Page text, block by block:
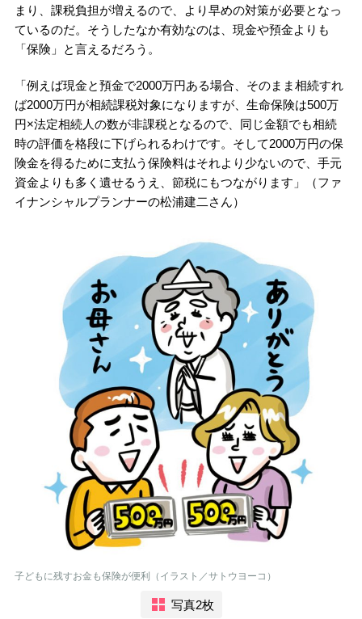
まり、課税負担が増えるので、より早めの対策が必要となっ
ているのだ。そうしたなか有効なのは、現金や預金よりも
「保険」と言えるだろう。
「例えば現金と預金で2000万円ある場合、そのまま相続すれ
ば2000万円が相続課税対象になりますが、生命保険は500万
円×法定相続人の数が非課税となるので、同じ金額でも相続
時の評価を格段に下げられるわけです。そして2000万円の保
険金を得るために支払う保険料はそれより少ないので、手元
資金よりも多く遺せるうえ、節税にもつながります」（ファ
イナンシャルプランナーの松浦建二さん）
子どもに残すお金も保険が便利（イラスト／サトウヨーコ）
写真2枚